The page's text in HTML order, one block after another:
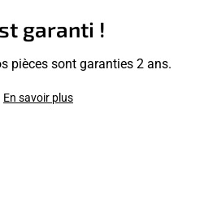
garanti !
pièces sont garanties 2 ans.
En savoir plus